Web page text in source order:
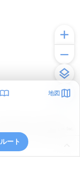
地図
ルート